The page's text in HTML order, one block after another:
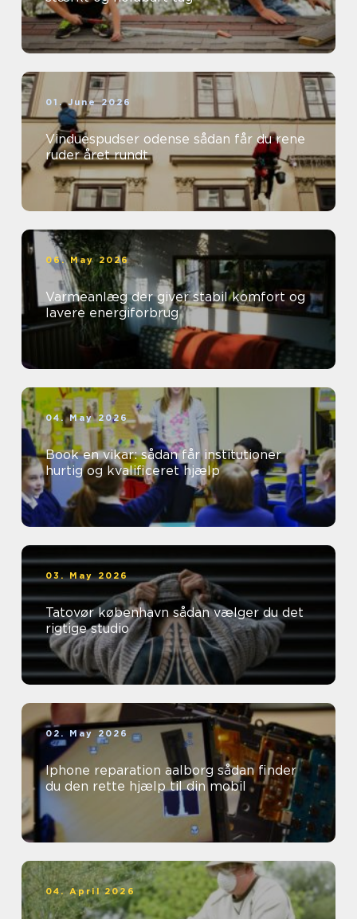
01. June 2026
Vinduespudser odense sådan får du rene
ruder året rundt
06. May 2026
Varmeanlæg der giver stabil komfort og
lavere energiforbrug
04. May 2026
Book en vikar: sådan får institutioner
hurtig og kvalificeret hjælp
03. May 2026
Tatovør københavn sådan vælger du det
rigtige studio
02. May 2026
Iphone reparation aalborg sådan finder
du den rette hjælp til din mobil
04. April 2026